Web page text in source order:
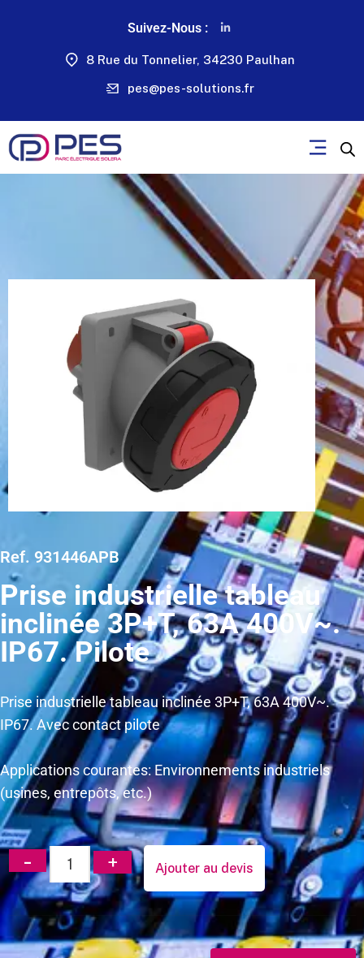
Suivez-Nous :
8 Rue du Tonnelier, 34230 Paulhan
pes@pes-solutions.fr
Ref. 931446APB
Prise industrielle tableau
inclinée 3P+T, 63A 400V~.
IP67. Pilote
Prise industrielle tableau inclinée 3P+T, 63A 400V~.
IP67. Avec contact pilote
Applications courantes: Environnements industriels
(usines, entrepôts, etc.)
Ajouter au devis